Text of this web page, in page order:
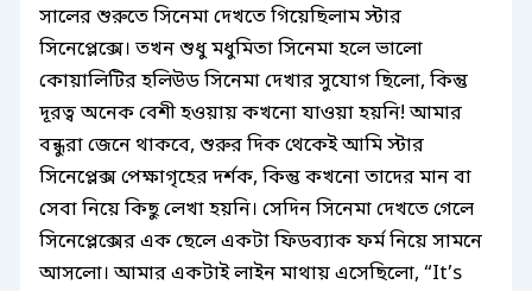
সালের শুরুতে সিনেমা দেখতে গিয়েছিলাম স্টার
সিনেপ্লেক্সে। তখন শুধু মধুমিতা সিনেমা হলে ভালো
কোয়ালিটির হলিউড সিনেমা দেখার সুযোগ ছিলো, কিন্তু
দূরত্ব অনেক বেশী হওয়ায় কখনো যাওয়া হয়নি! আমার
বন্ধুরা জেনে থাকবে, শুরুর দিক থেকেই আমি স্টার
সিনেপ্লেক্স পেক্ষাগৃহের দর্শক, কিন্তু কখনো তাদের মান বা
সেবা নিয়ে কিছু লেখা হয়নি। সেদিন সিনেমা দেখতে গেলে
সিনেপ্লেক্সের এক ছেলে একটা ফিডব্যাক ফর্ম নিয়ে সামনে
আসলো। আমার একটাই লাইন মাথায় এসেছিলো, “It’s